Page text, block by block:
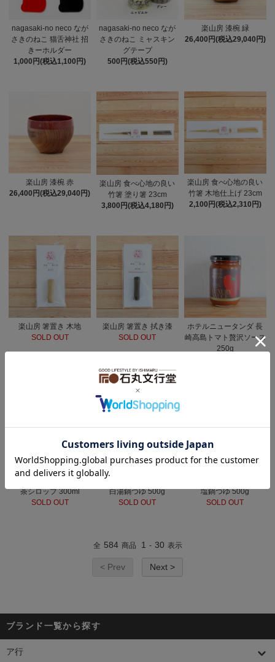
nagasaki-no neco なが
さきのねこ 猫舌神社 招
きーホルダー
1,000円(税込1,100円)
nagasaki-no neco なが
さきのねこ ミャスキン
グテープ
500円(税込550円)
楽山房 漆椀 緑
26,400円(税込29,040円)
楽山房 漆椀 赤
26,400円(税込29,040円)
楽山房 食べ心地の良い
竹箸 塗り箸 23cm
3,800円(税込4,180円)
楽山房 食べ心地の良い
竹箸 木地仕上げ 23cm
2,100円(税込2,310円)
楽山房 箸置き 木地
SOLD OUT
楽山房 箸置き 拭き漆
SOLD OUT
ホテルニュータンダ 長
崎高島トマト贅沢ソース
250g
つしま大石農園 対馬紅
茶シロップ 300ml
SOLD OUT
ごと 五島列島産 和牛の
白湯鍋つゆ 500g
SOLD OUT
塩鍋つゆ 500g
SOLD OUT
全 584 商品 1 - 30 表示
< Prev Next >
ブランド一覧から探す
ア行